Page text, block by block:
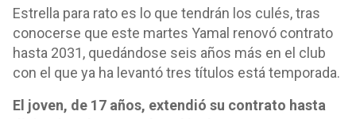
Estrella para rato es lo que tendrán los culés, tras
conocerse que este martes Yamal renovó contrato
hasta 2031, quedándose seis años más en el club
con el que ya ha levantó tres títulos está temporada.
El joven, de 17 años, extendió su contrato hasta